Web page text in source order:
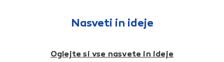
pa primerna za podometno
montažo in distribucijo vročeNasveti in ideje
Oglejte si vse nasvete in ideje